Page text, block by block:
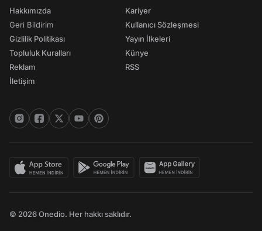
Hakkımızda
Geri Bildirim
Gizlilik Politikası
Topluluk Kuralları
Reklam
İletişim
Kariyer
Kullanıcı Sözleşmesi
Yayın İlkeleri
Künye
RSS
© 2026 Onedio. Her hakkı saklıdır.